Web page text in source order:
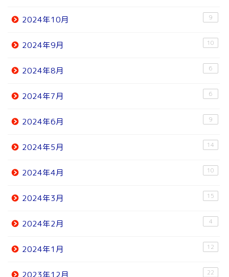
2024年10月 9
2024年9月 10
2024年8月 6
2024年7月 6
2024年6月 9
2024年5月 14
2024年4月 10
2024年3月 15
2024年2月 4
2024年1月 12
2023年12月 22